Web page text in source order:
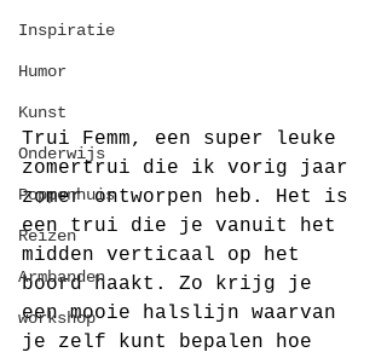
Inspiratie
Humor
Kunst
Onderwijs
Poppenhuis
Reizen
Armbanden
workshop
Trui Femm, een super leuke
zomertrui die ik vorig jaar
zomer ontworpen heb. Het is
een trui die je vanuit het
midden verticaal op het
boord haakt. Zo krijg je
een mooie halslijn waarvan
je zelf kunt bepalen hoe